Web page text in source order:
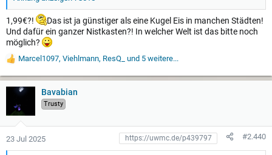
1,99€?!
Das ist ja günstiger als eine Kugel Eis in manchen Städten!
Und dafür ein ganzer Nistkasten?! In welcher Welt ist das bitte noch
möglich?
W
r
n
:
Marcel1097, Viehlmann, ResQ_ und 5 weitere...
Bavabian
Trusty
23 Jul 2025 #2.440